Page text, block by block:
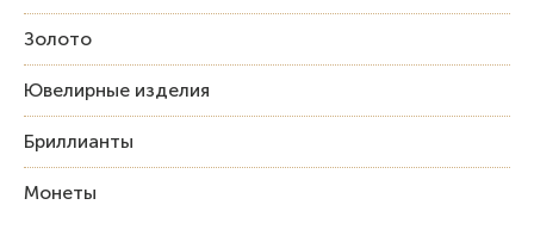
Золото
Ювелирные изделия
Бриллианты
Монеты